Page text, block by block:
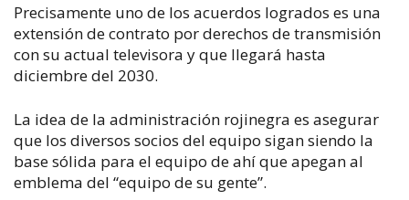
Precisamente uno de los acuerdos logrados es una
extensión de contrato por derechos de transmisión
con su actual televisora y que llegará hasta
diciembre del 2030.
La idea de la administración rojinegra es asegurar
que los diversos socios del equipo sigan siendo la
base sólida para el equipo de ahí que apegan al
emblema del “equipo de su gente”.